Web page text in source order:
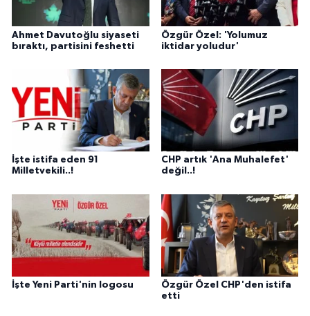
Ahmet Davutoğlu siyaseti
bıraktı, partisini feshetti
Özgür Özel: 'Yolumuz
iktidar yoludur'
İşte istifa eden 91
Milletvekili..!
CHP artık 'Ana Muhalefet'
değil..!
İşte Yeni Parti'nin logosu
Özgür Özel CHP'den istifa
etti